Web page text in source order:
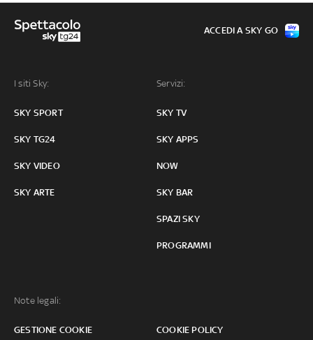
I siti Sky:
SKY SPORT
SKY TG24
SKY VIDEO
SKY ARTE
Servizi:
SKY TV
SKY APPS
NOW
SKY BAR
SPAZI SKY
PROGRAMMI
Note legali:
GESTIONE COOKIE COOKIE POLICY
ACCEDI A SKY GO